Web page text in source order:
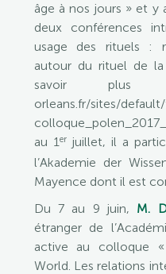
âge à nos jours » et y
deux conférences
usage des rituels :
autour du rituel de
savoir plus >
orleans.fr/sites/
au 1erjuillet, il a
l’Akademie der
Mayence dont il est
Du 7 au 9 juin, M.
étranger de
active au colloque
World. Les relations